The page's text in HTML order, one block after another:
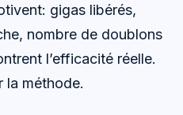
gigas libérés,
nombre de doublons
l’efficacité réelle.
la méthode.